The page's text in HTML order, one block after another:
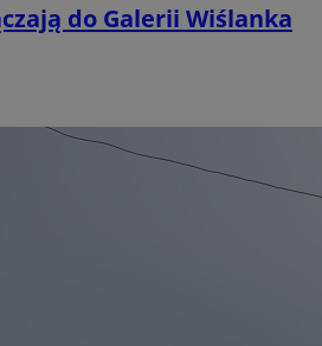
do Galerii Wiślanka